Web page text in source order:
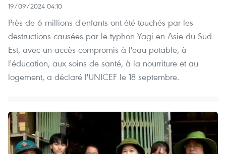
19/09/2024 04:10
Près de 6 millions d'enfants ont été touchés par les
destructions causées par le typhon Yagi en Asie du Sud-
Est, avec un accès compromis à l'eau potable, à
l'éducation, aux soins de santé, à la nourriture et au
logement, a déclaré l'UNICEF le 18 septembre.